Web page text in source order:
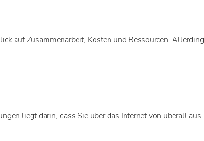
auf Zusammenarbeit, Kosten und Ressourcen.
liegt darin, dass Sie über das Internet von überall